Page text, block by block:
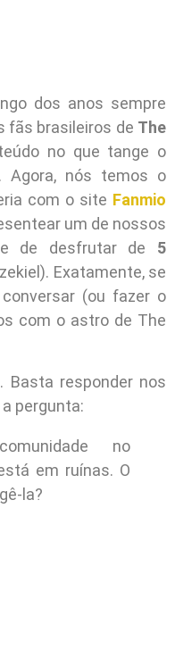
dos anos sempre
fãs brasileiros de The
no que tange o
Agora, nós temos o
com o site Fanmio
um de nossos
de desfrutar de 5
Exatamente, se
(ou fazer o
com o astro de The
Basta responder nos
pergunta:
no
em ruínas. O
la?